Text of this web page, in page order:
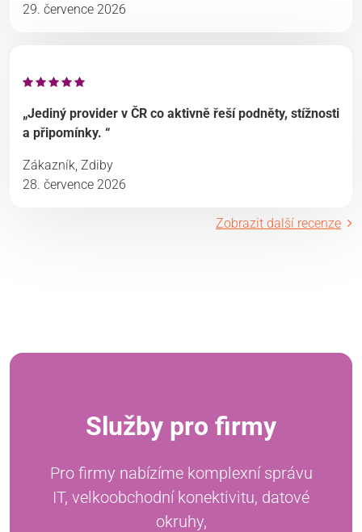
29. července 2026
„Jediný provider v ČR co aktivně řeší podněty, stížnosti
a připomínky. “
Zákazník, Zdiby
28. července 2026
Zobrazit další recenze
Služby pro firmy
Pro firmy nabízíme komplexní správu
IT, velkoobchodní konektivitu, datové
okruhy,